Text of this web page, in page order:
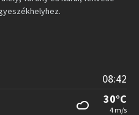
08:42
30°C
4 m/s